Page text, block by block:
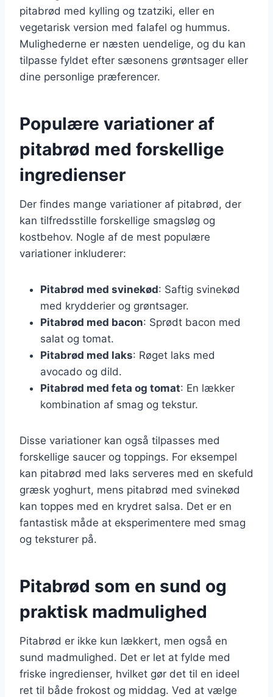
pitabrød med kylling og tzatziki, eller en
vegetarisk version med falafel og hummus.
Mulighederne er næsten uendelige, og du kan
tilpasse fyldet efter sæsonens grøntsager eller
dine personlige præferencer.
Populære variationer af
pitabrød med forskellige
ingredienser
Der findes mange variationer af pitabrød, der
kan tilfredsstille forskellige smagsløg og
kostbehov. Nogle af de mest populære
variationer inkluderer:
Pitabrød med svinekød: Saftig svinekød
med krydderier og grøntsager.
Pitabrød med bacon: Sprødt bacon med
salat og tomat.
Pitabrød med laks: Røget laks med
avocado og dild.
Pitabrød med feta og tomat: En lækker
kombination af smag og tekstur.
Disse variationer kan også tilpasses med
forskellige saucer og toppings. For eksempel
kan pitabrød med laks serveres med en skefuld
græsk yoghurt, mens pitabrød med svinekød
kan toppes med en krydret salsa. Det er en
fantastisk måde at eksperimentere med smag
og teksturer på.
Pitabrød som en sund og
praktisk madmulighed
Pitabrød er ikke kun lækkert, men også en
sund madmulighed. Det er let at fylde med
friske ingredienser, hvilket gør det til en ideel
ret til både frokost og middag. Ved at vælge